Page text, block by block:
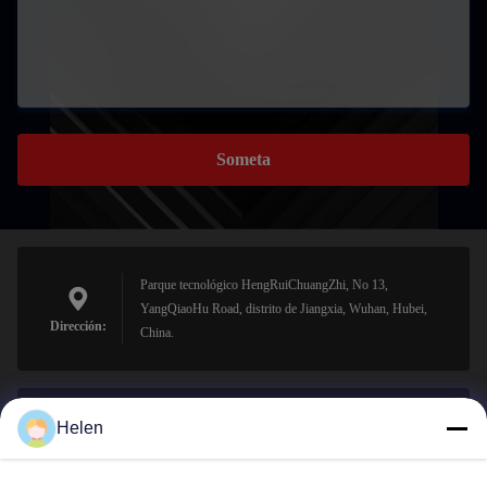
Someta
Dirección:
Parque tecnológico HengRuiChuangZhi, No 13,
YangQiaoHu Road, distrito de Jiangxia, Wuhan, Hubei,
China.
El correo
Helen